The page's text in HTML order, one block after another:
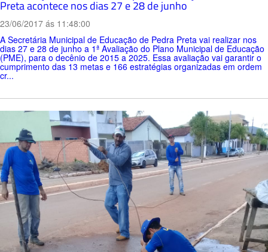
Preta acontece nos dias 27 e 28 de junho
23/06/2017 ás 11:48:00
A Secretária Municipal de Educação de Pedra Preta vai realizar nos
dias 27 e 28 de junho a 1ª Avaliação do Plano Municipal de Educação
(PME), para o decênio de 2015 a 2025. Essa avaliação vai garantir o
cumprimento das 13 metas e 166 estratégias organizadas em ordem
cr...